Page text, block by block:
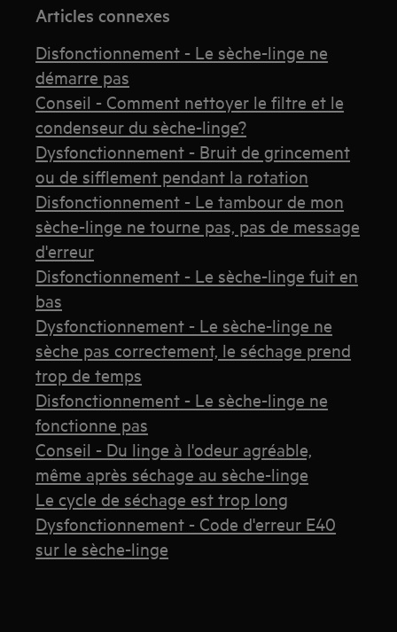
Articles connexes
Disfonctionnement - Le sèche-linge ne
démarre pas
Conseil - Comment nettoyer le filtre et le
condenseur du sèche-linge?
Dysfonctionnement - Bruit de grincement
ou de sifflement pendant la rotation
Disfonctionnement - Le tambour de mon
sèche-linge ne tourne pas, pas de message
d'erreur
Disfonctionnement - Le sèche-linge fuit en
bas
Dysfonctionnement - Le sèche-linge ne
sèche pas correctement, le séchage prend
trop de temps
Disfonctionnement - Le sèche-linge ne
fonctionne pas
Conseil - Du linge à l'odeur agréable,
même après séchage au sèche-linge
Le cycle de séchage est trop long
Dysfonctionnement - Code d'erreur E40
sur le sèche-linge